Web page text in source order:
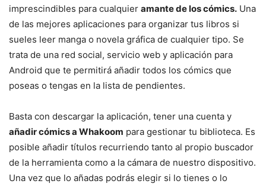
imprescindibles para cualquier amante de los cómics. Una
de las mejores aplicaciones para organizar tus libros si
sueles leer manga o novela gráfica de cualquier tipo. Se
trata de una red social, servicio web y aplicación para
Android que te permitirá añadir todos los cómics que
poseas o tengas en la lista de pendientes.
Basta con descargar la aplicación, tener una cuenta y
añadir cómics a Whakoom para gestionar tu biblioteca. Es
posible añadir títulos recurriendo tanto al propio buscador
de la herramienta como a la cámara de nuestro dispositivo.
Una vez que lo añadas podrás elegir si lo tienes o lo